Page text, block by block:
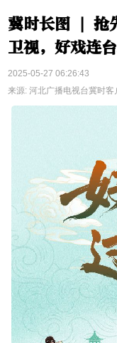
冀时长图 | 抢
卫视，好戏连台
2025-05-27 06:26:43
来源: 河北广播电视台冀时客